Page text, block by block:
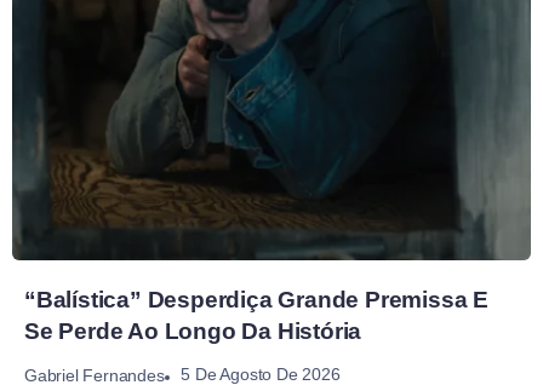
“Balística” Desperdiça Grande Premissa E
Se Perde Ao Longo Da História
Gabriel Fernandes 5 De Agosto De 2026